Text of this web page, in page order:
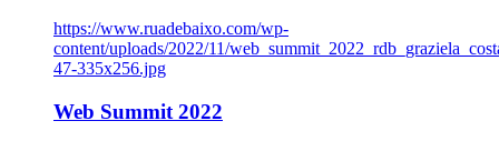
https://www.ruadebaixo.com/wp-
content/uploads/2022/11/
47-335x256.jpg
Web Summit 2022